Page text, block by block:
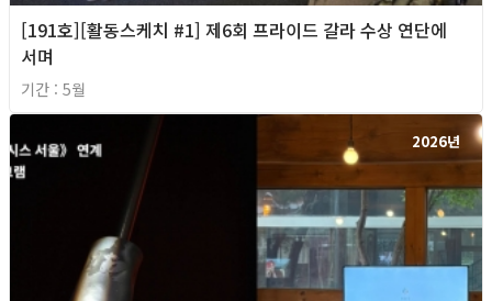
[191호][활동스케치 #1] 제6회 프라이드 갈라 수상 연단에
서며
기간 : 5월
2026년